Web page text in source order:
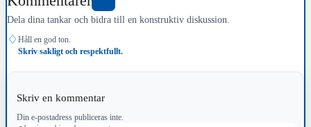
Dela dina tankar och bidra till en konstruktiv diskussion.
♢ Håll en god ton.
Skriv sakligt och respektfullt.
Skriv en kommentar
Din e-postadress publiceras inte.